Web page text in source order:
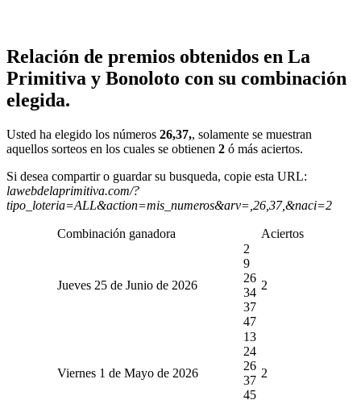
Relación de premios obtenidos en La
Primitiva y Bonoloto con su combinación
elegida.
Usted ha elegido los números 26,37,, solamente se muestran
aquellos sorteos en los cuales se obtienen 2 ó más aciertos.
Si desea compartir o guardar su busqueda, copie esta URL:
lawebdelaprimitiva.com/?
tipo_loteria=ALL&action=mis_numeros&arv=,26,37,&naci=2
Combinación ganadora Aciertos
Jueves 25 de Junio de 2026
2
9
26
34
37
47
2
Viernes 1 de Mayo de 2026
13
24
26
37
45
2